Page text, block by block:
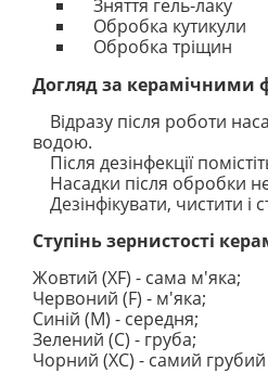
Зняття гель-лаку
Обробка кутикули
Обробка тріщин
Догляд за керамічними
Відразу після роботи
водою.
Після дезінфекції
Насадки після обробки
Дезінфікувати, чистити і
Ступінь зернистості
Жовтий (XF) - сама м'яка;
Червоний (F) - м'яка;
Синій (M) - середня;
Зелений (C) - груба;
Чорний (XC) - самий грубий